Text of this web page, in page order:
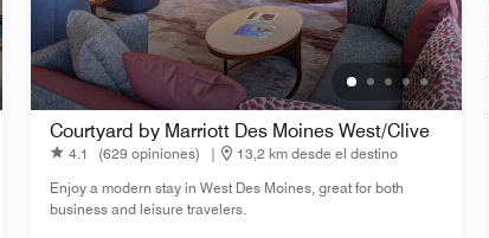
Courtyard by Marriott Des Moines West/Clive
4.1 (629 opiniones) |
13,2 km desde el destino
Enjoy a modern stay in West Des Moines, great for both
business and leisure travelers.